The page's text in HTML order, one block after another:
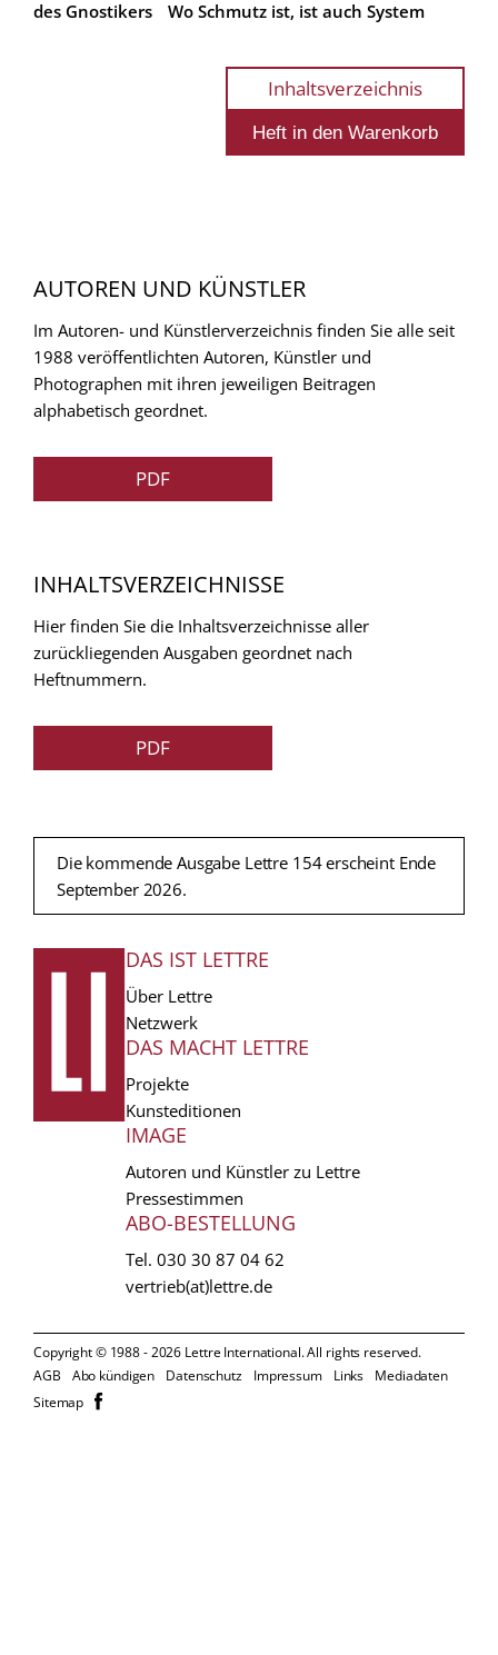
des Gnostikers Wo Schmutz ist, ist auch System
Inhaltsverzeichnis
AUTOREN UND KÜNSTLER
Im Autoren- und Künstlerverzeichnis finden Sie alle seit
1988 veröffentlichten Autoren, Künstler und
Photographen mit ihren jeweiligen Beitragen
alphabetisch geordnet.
PDF
INHALTSVERZEICHNISSE
Hier finden Sie die Inhaltsverzeichnisse aller
zurückliegenden Ausgaben geordnet nach
Heftnummern.
PDF
Die kommende Ausgabe Lettre 154 erscheint Ende
September 2026.
FUSSZEILE
DAS IST LETTRE
Über Lettre
Netzwerk
DAS MACHT LETTRE
Projekte
Kunsteditionen
IMAGE
Autoren und Künstler zu Lettre
Pressestimmen
ABO-BESTELLUNG
Tel. 030 30 87 04 62
vertrieb(at)lettre.de
Copyright © 1988 - 2026 Lettre International. All rights reserved.
EXTRA
AGB Abo kündigen Datenschutz Impressum Links
Mediadaten
Sitemap 𝗳